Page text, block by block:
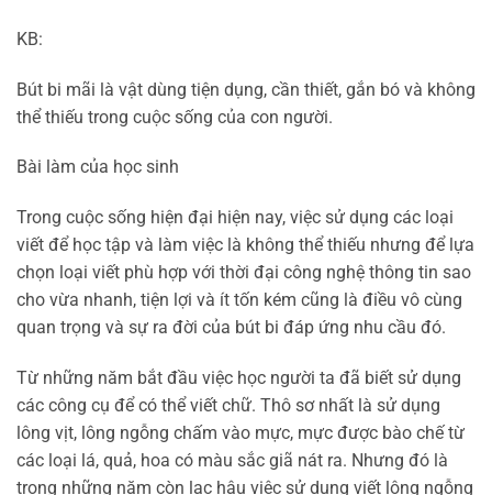
KB:
Bút bi mãi là vật dùng tiện dụng, cần thiết, gắn bó và không
thể thiếu trong cuộc sống của con người.
Bài làm của học sinh
Trong cuộc sống hiện đại hiện nay, việc sử dụng các loại
viết để học tập và làm việc là không thể thiếu nhưng để lựa
chọn loại viết phù hợp với thời đại công nghệ thông tin sao
cho vừa nhanh, tiện lợi và ít tốn kém cũng là điều vô cùng
quan trọng và sự ra đời của bút bi đáp ứng nhu cầu đó.
Từ những năm bắt đầu việc học người ta đã biết sử dụng
các công cụ để có thể viết chữ. Thô sơ nhất là sử dụng
lông vịt, lông ngỗng chấm vào mực, mực được bào chế từ
các loại lá, quả, hoa có màu sắc giã nát ra. Nhưng đó là
trong những năm còn lạc hậu việc sử dụng viết lông ngỗng